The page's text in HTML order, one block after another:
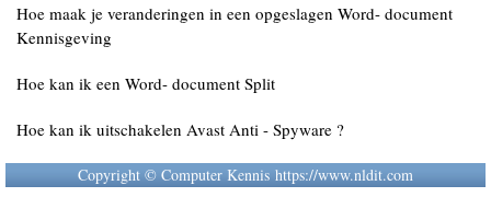
Hoe maak je veranderingen in een opgeslagen Word- document
Kennisgeving
Hoe kan ik een Word- document Split
Hoe kan ik uitschakelen Avast Anti - Spyware ?
Copyright © Computer Kennis https://www.nldit.com